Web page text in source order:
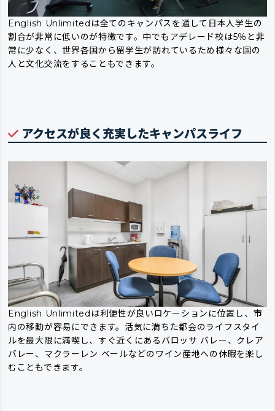
English Unlimitedは全てのキャンパスを通して日本人学生の
割合が非常に低いのが特徴です。中でもアデレード校は5％と非
常に少なく、世界各国から留学生が訪れているため様々な国の
人と文化交流をすることもできます。
アクセスが良く充実したキャンパスライフ
English Unlimitedは利便性が良いロケーションに位置し、市
内の移動が容易にできます。活気に満ちた都会のライフスタイ
ルを最大限に満喫し、すぐ近くにあるバロッサ バレー、クレア
バレー、マクラーレン ベールなどのワイン産地への休暇を楽し
むこともできます。